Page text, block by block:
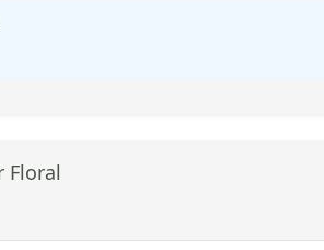
Floral